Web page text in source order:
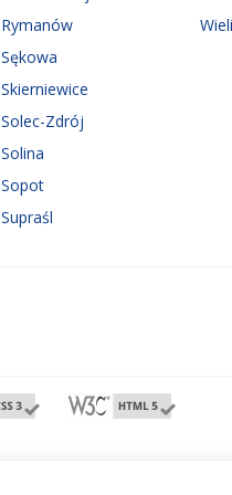
Rymanów
Sękowa
Skierniewice
Solec-Zdrój
Solina
Sopot
Supraśl